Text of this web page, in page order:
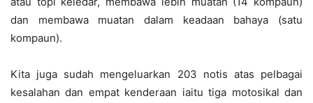
dan membawa muatan dalam keadaan bahaya (satu
kompaun).
Kita juga sudah mengeluarkan 203 notis atas pelbagai
kesalahan dan empat kenderaan iaitu tiga motosikal dan